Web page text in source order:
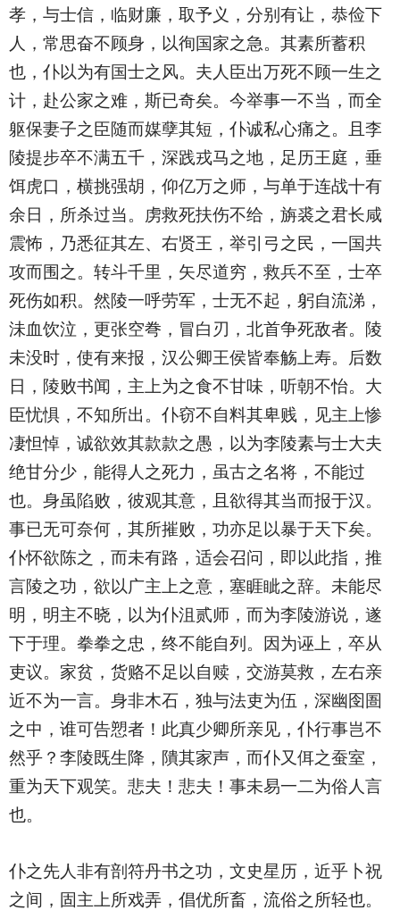
孝，与士信，临财廉，取予义，分别有让，恭俭下
人，常思奋不顾身，以徇国家之急。其素所蓄积
也，仆以为有国士之风。夫人臣出万死不顾一生之
计，赴公家之难，斯已奇矣。今举事一不当，而全
躯保妻子之臣随而媒孽其短，仆诚私心痛之。且李
陵提步卒不满五千，深践戎马之地，足历王庭，垂
饵虎口，横挑强胡，仰亿万之师，与单于连战十有
余日，所杀过当。虏救死扶伤不给，旃裘之君长咸
震怖，乃悉征其左、右贤王，举引弓之民，一国共
攻而围之。转斗千里，矢尽道穷，救兵不至，士卒
死伤如积。然陵一呼劳军，士无不起，躬自流涕，
沬血饮泣，更张空弮，冒白刃，北首争死敌者。陵
未没时，使有来报，汉公卿王侯皆奉觞上寿。后数
日，陵败书闻，主上为之食不甘味，听朝不怡。大
臣忧惧，不知所出。仆窃不自料其卑贱，见主上惨
凄怛悼，诚欲效其款款之愚，以为李陵素与士大夫
绝甘分少，能得人之死力，虽古之名将，不能过
也。身虽陷败，彼观其意，且欲得其当而报于汉。
事已无可奈何，其所摧败，功亦足以暴于天下矣。
仆怀欲陈之，而未有路，适会召问，即以此指，推
言陵之功，欲以广主上之意，塞睚眦之辞。未能尽
明，明主不晓，以为仆沮贰师，而为李陵游说，遂
下于理。拳拳之忠，终不能自列。因为诬上，卒从
吏议。家贫，货赂不足以自赎，交游莫救，左右亲
近不为一言。身非木石，独与法吏为伍，深幽囹圄
之中，谁可告愬者！此真少卿所亲见，仆行事岂不
然乎？李陵既生降，隤其家声，而仆又佴之蚕室，
重为天下观笑。悲夫！悲夫！事未易一二为俗人言
也。
仆之先人非有剖符丹书之功，文史星历，近乎卜祝
之间，固主上所戏弄，倡优所畜，流俗之所轻也。